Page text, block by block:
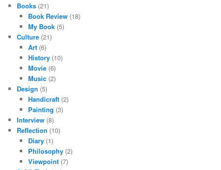
Books (21)
Book Review(18)
My Book(5)
Culture (21)
Art(6)
History(10)
Movie(6)
Music(2)
Design (5)
Handicraft(2)
Painting (3)
Interview (8)
Reflection (10)
Diary(1)
Philosophy(2)
Viewpoint(7)